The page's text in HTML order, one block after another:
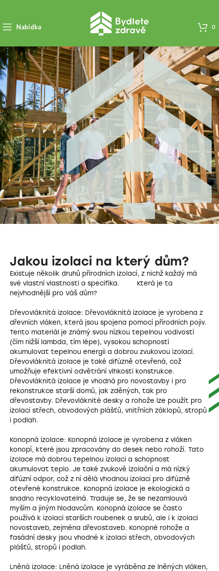
Nabídka 0
Jakou izolaci na který dům?
Existuje několik druhů přírodních izolací, z nichž každý má
své vlastní vlastnosti a specifika. Která je ta
nejvhodnější pro Váš dům?
Dřevovláknitá izolace: Dřevovláknitá izolace je vyrobena z
dřevních vláken, která jsou spojena pomocí přírodních pojiv.
Tento materiál je známý svou nízkou tepelnou vodivostí
(čím nižší lambda, tím lépe), vysokou schopností
akumulovat tepelnou energii a dobrou zvukovou izolací.
Dřevovláknitá izolace je také difúzně otevřená, což
umožňuje efektivní odvětrání vlhkosti konstrukce.
Dřevovláknitá izolace je vhodná pro novostavby i pro
rekonstrukce starší domů, jak zděných, tak pro
dřevostavby. Dřevovláknité desky a rohože lze použít pro
izolaci střech, obvodových plášťů, vnitřních záklopů, stropů
i podlah.
Konopná izolace: Konopná izolace je vyrobena z vláken
konopí, které jsou zpracovány do desek nebo rohoží. Tato
izolace má dobrou tepelnou izolaci a schopnost
akumulovat teplo. Je také zvukově izolační a má nízký
difúzní odpor, což z ní dělá vhodnou izolaci pro difúzně
otevřené konstrukce. Konopná izolace je ekologická a
snadno recyklovatelná. Traduje se, že se nezamlouvá
myším a jiným hlodavcům. Konopná izolace se často
používá k izolaci starších roubenek a srubů, ale i k izolaci
novostaveb, zejména dřevostaveb. Konopné rohože a
fasádní desky jsou vhodné k izolaci střech, obvodových
plášťů, stropů i podlah.
Lněná izolace: Lněná izolace je vyráběna ze lněných vláken,